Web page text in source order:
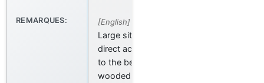
REMARQUES: [English]
Large site with
direct access
to the beach,
wooded and